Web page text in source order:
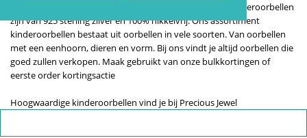
kinderoorbellen tegen inkoopsprijs. Uiteraard zijn alle kinderoorbellen
zijn van 925 sterling zilver en 100% nikkelvrij. Ons assortiment
kinderoorbellen bestaat uit oorbellen in vele soorten. Van oorbellen
met een eenhoorn, dieren en vorm. Bij ons vindt je altijd oorbellen die
goed zullen verkopen. Maak gebruikt van onze bulkkortingen of
eerste order kortingsactie
Hoogwaardige kinderoorbellen vind je bij Precious Jewel